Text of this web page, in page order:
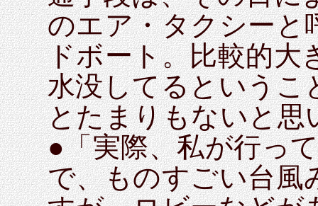
のエア・タクシーと
ドボート。比較的大
水没してるというこ
とたまりもないと思
●「実際、私が行っ
で、ものすごい台風